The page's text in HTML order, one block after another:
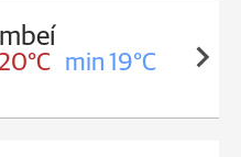
min 19°C